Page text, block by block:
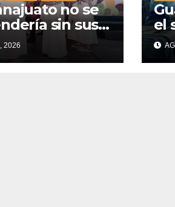
no se
sin sus
Indígenas”:
2026
el